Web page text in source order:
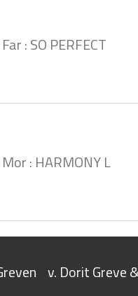
Far : SO PERFECT
Mor : HARMONY L
v. Dorit Greve